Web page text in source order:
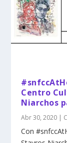
Centro
Niarchos
Abr 30, 2020 |
Con